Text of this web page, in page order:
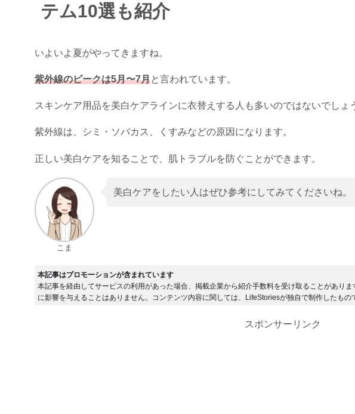
テム10選も紹介
いよいよ夏がやってきますね。
紫外線のピークは5月〜7月と言われています。
スキンケア用品を美白ケアラインに衣替えする人も多いのではないでしょ
紫外線は、シミ・ソバカス、くすみなどの原因になります。
正しい美白ケアを知ることで、肌トラブルを防ぐことができます。
こま
美白ケアをしたい人はぜひ参考にしてみてくださいね。
本記事はプロモーションが含まれています
本記事を経由してサービスの利用があった場合、掲載企業から紹介手数料を受け取ることがあり
に影響を与えることはありません。コンテンツ内容に関しては、LifeStoriesが独自で制作したもの
スポンサーリンク